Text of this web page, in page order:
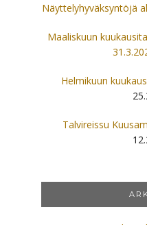
Näyttelyhyväksyntöjä
Maaliskuun
Helmikuun
Talvireissu